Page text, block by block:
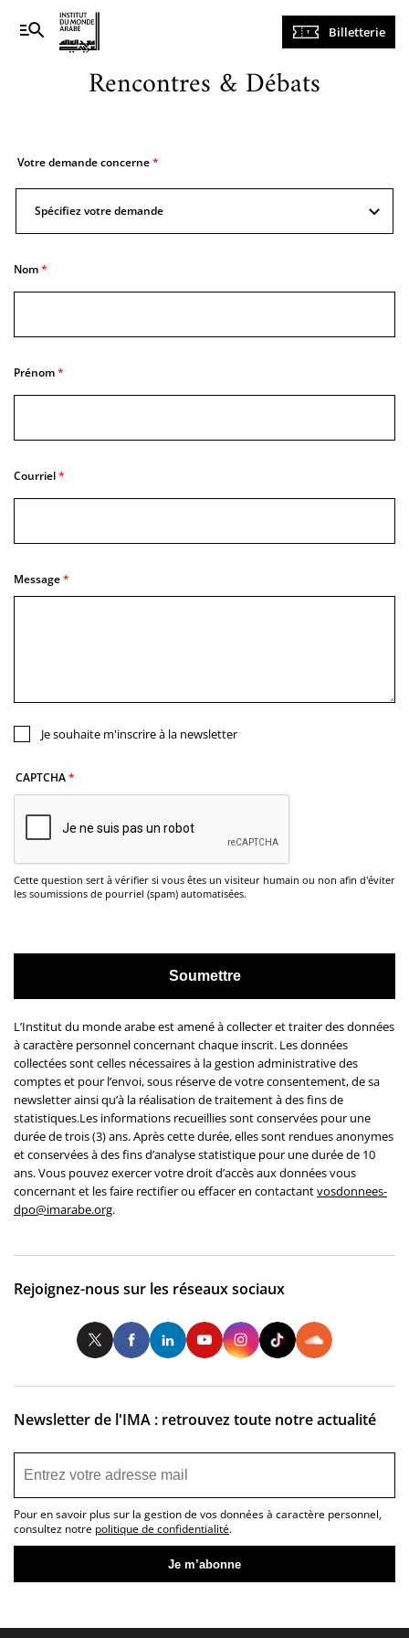
Navigation
principale
Billetterie
Rencontres & Débats
Votre demande concerne
demande
Spécifiez votre demande
Nom
Prénom
Courriel
Message
Je souhaite m'inscrire à la newsletter
CAPTCHA
Cette question sert à vérifier si vous êtes un visiteur humain ou non afin d'éviter
les soumissions de pourriel (spam) automatisées.
L’Institut du monde arabe est amené à collecter et traiter des données
à caractère personnel concernant chaque inscrit. Les données
collectées sont celles nécessaires à la gestion administrative des
comptes et pour l’envoi, sous réserve de votre consentement, de sa
newsletter ainsi qu’à la réalisation de traitement à des fins de
statistiques.Les informations recueillies sont conservées pour une
durée de trois (3) ans. Après cette durée, elles sont rendues anonymes
et conservées à des fins d’analyse statistique pour une durée de 10
ans. Vous pouvez exercer votre droit d’accès aux données vous
concernant et les faire rectifier ou effacer en contactantvosdonnees-
dpo@imarabe.org.
Rejoignez-nous sur les réseaux sociaux
TwitterFacebookLinkedInYoutubeInstagram
Newsletter de l'IMA : retrouvez toute notre actualité
Pour en savoir plus sur la gestion de vos données à caractère personnel,
consultez notre politique de confidentialité.